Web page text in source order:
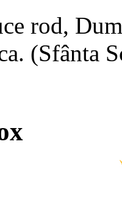
rod,
(Sfânta